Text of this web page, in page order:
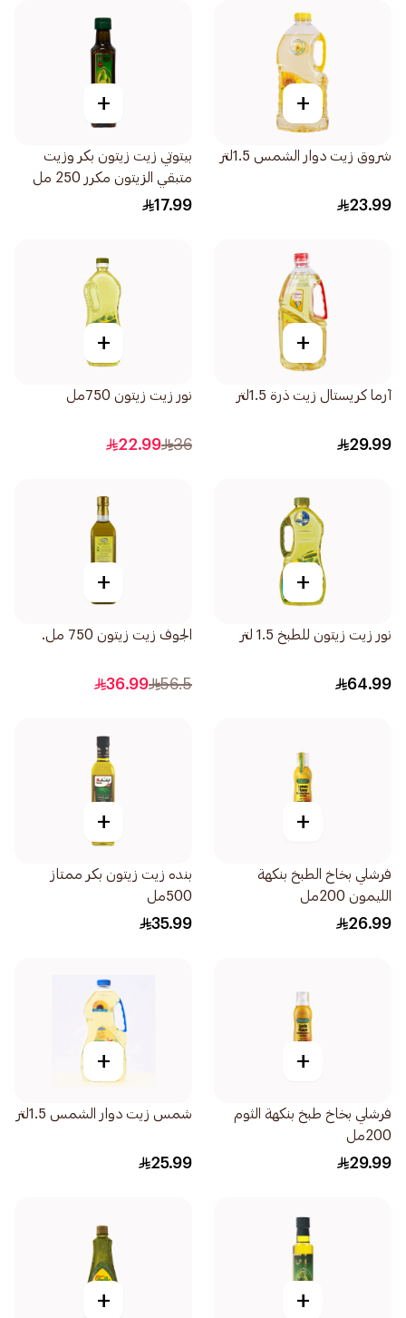
+
شروق زيت دوار الشمس 1.5لتر
23.99
+
بيتوتي زيت زيتون بكر وزيت
متبقي الزيتون مكرر 250 مل
17.99
+
آرما كريستال زيت ذرة 1.5لتر
29.99
+
نور زيت زيتون 750مل
36
22.99
+
نور زيت زيتون للطبخ 1.5 لتر
64.99
+
الجوف زيت زيتون 750 مل.
56.5
36.99
+
فرشلي بخاخ الطبخ بنكهة
الليمون 200مل
26.99
+
بنده زيت زيتون بكر ممتاز
500مل
35.99
+
فرشلي بخاخ طبخ بنكهة الثوم
200مل
29.99
+
شمس زيت دوار الشمس 1.5لتر
25.99
+
+